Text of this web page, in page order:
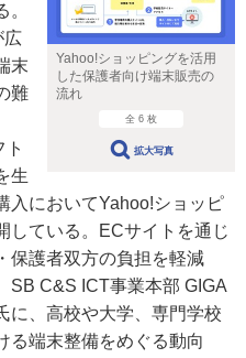
Yahoo!ショッピングを活用
した保護者向け端末販売の
流れ
全 6 枚
拡大写真
広
末
難
生
入においてYahoo!ショッピ
している。ECサイトを通じ
保護者双方の負担を軽減
SB C&S ICT事業本部 GIGA
に、高校や大学、専門学校
る端末整備をめぐる動向